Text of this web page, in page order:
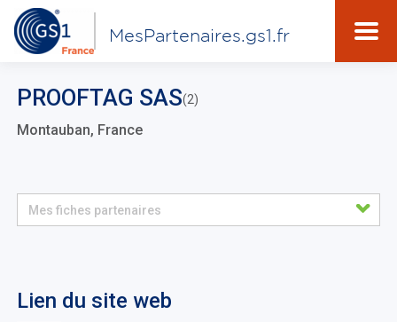
MesPartenaires.gs1.fr
PROOFTAG SAS(2)
Montauban, France
Mes fiches partenaires
Lien du site web